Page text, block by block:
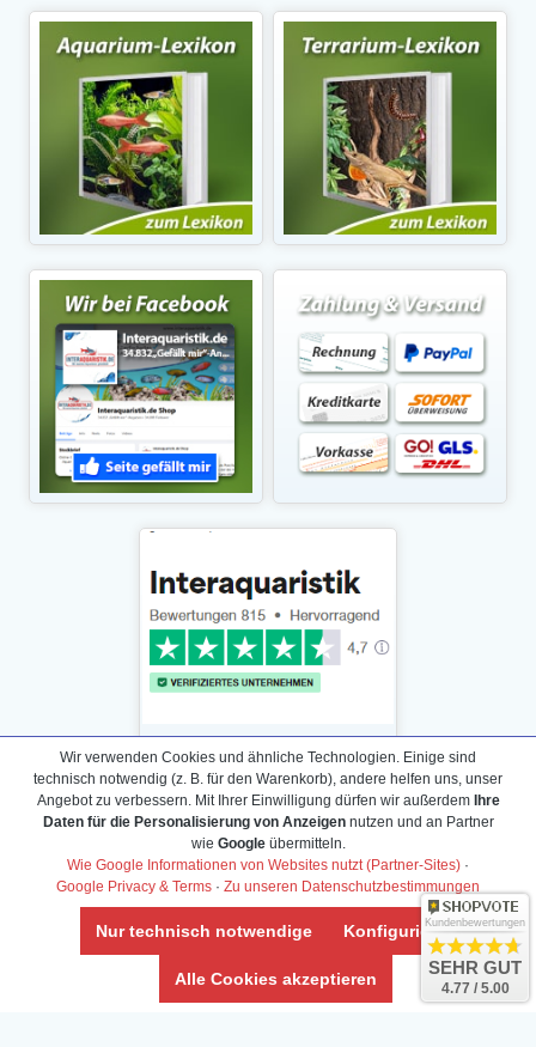
Daten­schutz­erklärung
Widerrufs­recht /Widerrufs­formular
AGB & Info
Impressum
Umwelt und Entsorgung
Vertrag widerrufen
Wir verwenden Cookies und ähnliche Technologien. Einige sind
technisch notwendig (z. B. für den Warenkorb), andere helfen uns, unser
Angebot zu verbessern. Mit Ihrer Einwilligung dürfen wir außerdem Ihre
Daten für die Personalisierung von Anzeigennutzen und an Partner
wie Googleübermitteln.
Wie Google Informationen von Websites nutzt (Partner-Sites) ·
Google Privacy & Terms · Zu unseren Datenschutzbestimmungen
Nur technisch notwendige Konfigurieren
Alle Cookies akzeptieren
Kundenbewertungen
SEHR GUT
4.77 / 5.00